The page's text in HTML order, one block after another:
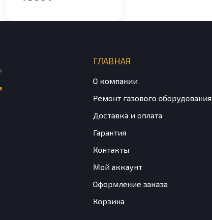
Space
ГЛАВНАЯ
О компании
Ремонт газового оборудования
Доставка и оплата
Гарантия
Контакты
Мой аккаунт
Оформление заказа
Корзина